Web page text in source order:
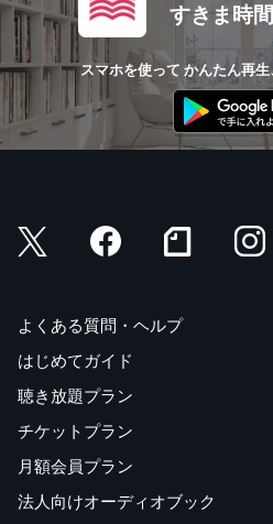
すきま時
スマホを使って かんたん再
よくある質問・ヘルプ
はじめてガイド
聴き放題プラン
チケットプラン
月額会員プラン
法人向けオーディオブック